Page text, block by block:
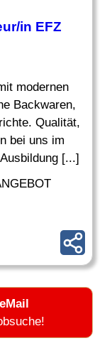
/in EFZ
modernen
Backwaren,
Qualität,
bei uns im
[...]